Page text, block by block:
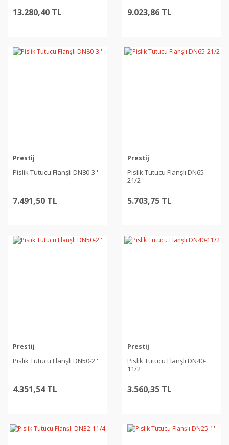
13.280,40 TL 9.023,86 TL
Prestij
Pislik Tutucu Flanşlı DN80-3''
7.491,50 TL
Prestij
Pislik Tutucu Flanşlı DN65-
21/2
5.703,75 TL
Prestij
Pislik Tutucu Flanşlı DN50-2''
4.351,54 TL
Prestij
Pislik Tutucu Flanşlı DN40-
11/2
3.560,35 TL